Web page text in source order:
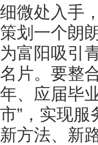
细微处入手
策划一个朗
为富阳吸引
名片。要整
年、应届毕
市”，实现
新方法、新